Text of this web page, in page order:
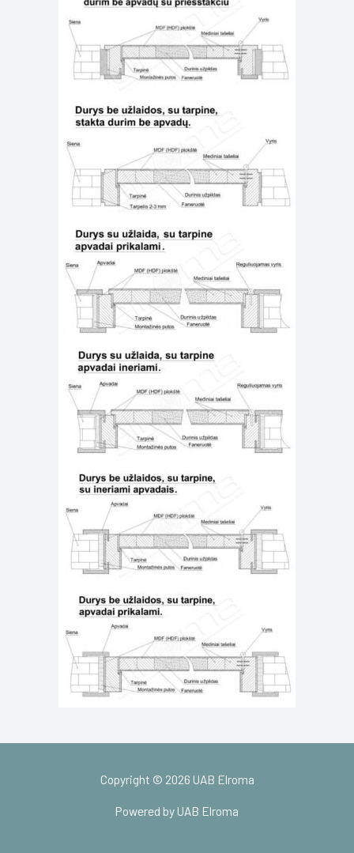
Copyright © 2026 UAB Elroma
Powered by UAB Elroma